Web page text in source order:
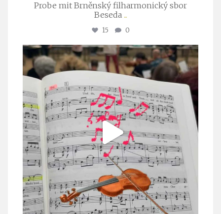
Probe mit Brněnský filharmonický sbor
Beseda ...
15 0
stuttgarter_oratorienchor
Juli 23